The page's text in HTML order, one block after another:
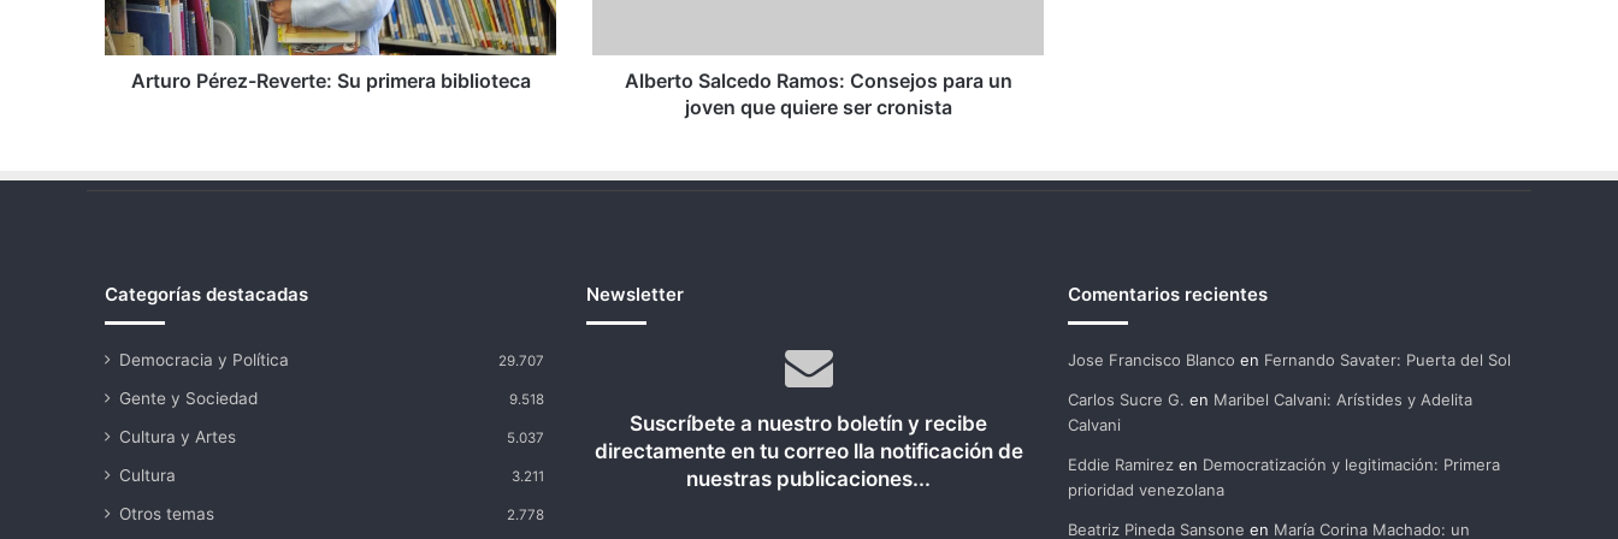
Arturo Pérez-Reverte: Su primera biblioteca
quiere
Alberto Salcedo Ramos: Consejos para un
joven que quiere ser cronista
Categorías destacadas
Democracia y Política 29.707
Gente y Sociedad 9.518
Cultura y Artes 5.037
Cultura 3.211
Otros temas 2.778
Newsletter
Suscríbete a nuestro boletín y recibe
directamente en tu correo lla notificación de
nuestras publicaciones...
Comentarios recientes
Jose Francisco Blanco en Fernando Savater: Puerta del Sol
Carlos Sucre G. en Maribel Calvani: Arístides y Adelita
Calvani
Eddie Ramirezen Democratización y legitimación: Primera
prioridad venezolana
Beatriz Pineda Sansone en María Corina Machado: un